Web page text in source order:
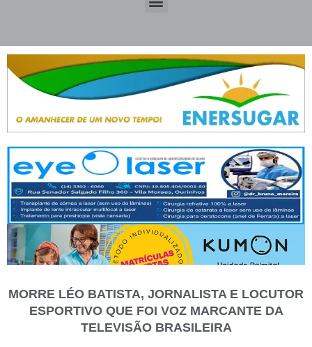
MORRE LÉO BATISTA, JORNALISTA E LOCUTOR
ESPORTIVO QUE FOI VOZ MARCANTE DA
TELEVISÃO BRASILEIRA